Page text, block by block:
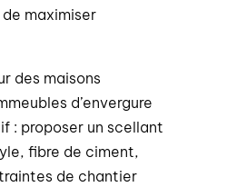
maximiser
des maisons
d’envergure
: proposer un scellant
fibre de ciment,
de chantier